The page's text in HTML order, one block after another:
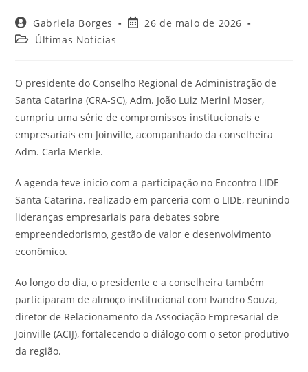
Gabriela Borges
26 de maio de 2026
Últimas Notícias
O presidente do Conselho Regional de Administração de
Santa Catarina (CRA-SC), Adm. João Luiz Merini Moser,
cumpriu uma série de compromissos institucionais e
empresariais em Joinville, acompanhado da conselheira
Adm. Carla Merkle.
A agenda teve início com a participação no Encontro LIDE
Santa Catarina, realizado em parceria com o LIDE, reunindo
lideranças empresariais para debates sobre
empreendedorismo, gestão de valor e desenvolvimento
econômico.
Ao longo do dia, o presidente e a conselheira também
participaram de almoço institucional com Ivandro Souza,
diretor de Relacionamento da Associação Empresarial de
Joinville (ACIJ), fortalecendo o diálogo com o setor produtivo
da região.